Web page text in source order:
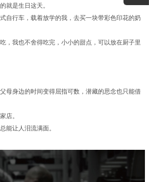
就是生日这天。
自行车，载着放学的我，去买一块带彩色印花的奶
，我也不舍得吃完，小小的甜点，可以放在厨子里
母身边的时间变得屈指可数，潜藏的思念也只能借
店。
能让人泪流满面。